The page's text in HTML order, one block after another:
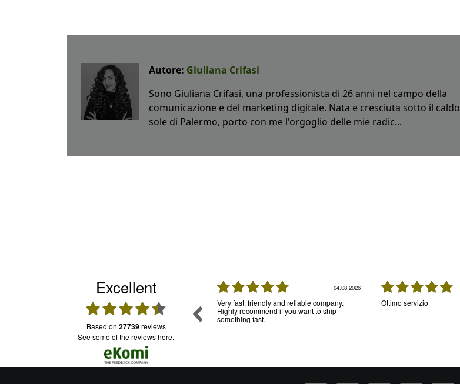
Autore: Giuliana Crifasi
Sono Giuliana Crifasi, una professionista di 26 anni nel campo della
comunicazione e del marketing digitale. Nata e cresciuta sotto il caldo
sole di Palermo, porto con me l'orgoglio delle mie radic...
Excellent
based on 27739reviews
see some of the reviews here.
Una garanzia. Ho usato già tante volte questo
servizio e mi sono trovata molto bene.
Puntuali e trasparenti. Assistenza: funziona e
il personale è cordiale
04.08.2026
Very fast, friendly and reliable company.
Highly recommend if you want to ship
something fast.
Ottimo servizio